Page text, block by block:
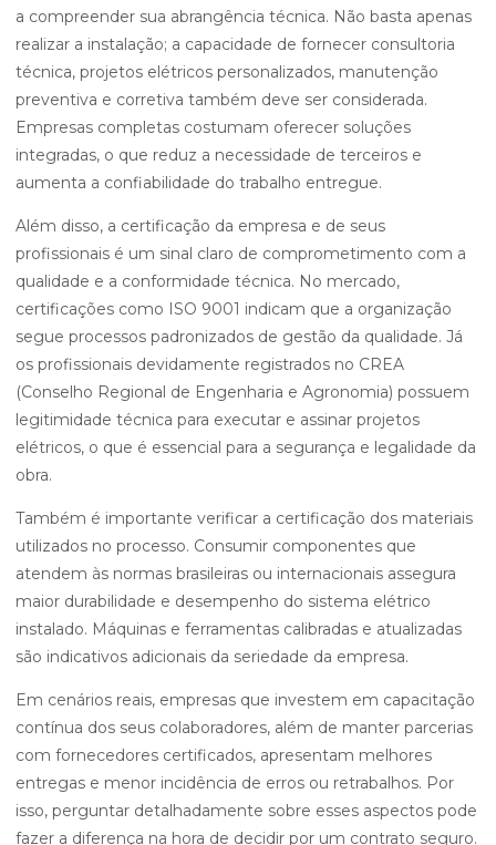
a compreender sua abrangência técnica. Não basta apenas
realizar a instalação; a capacidade de fornecer consultoria
técnica, projetos elétricos personalizados, manutenção
preventiva e corretiva também deve ser considerada.
Empresas completas costumam oferecer soluções
integradas, o que reduz a necessidade de terceiros e
aumenta a confiabilidade do trabalho entregue.
Além disso, a certificação da empresa e de seus
profissionais é um sinal claro de comprometimento com a
qualidade e a conformidade técnica. No mercado,
certificações como ISO 9001 indicam que a organização
segue processos padronizados de gestão da qualidade. Já
os profissionais devidamente registrados no CREA
(Conselho Regional de Engenharia e Agronomia) possuem
legitimidade técnica para executar e assinar projetos
elétricos, o que é essencial para a segurança e legalidade da
obra.
Também é importante verificar a certificação dos materiais
utilizados no processo. Consumir componentes que
atendem às normas brasileiras ou internacionais assegura
maior durabilidade e desempenho do sistema elétrico
instalado. Máquinas e ferramentas calibradas e atualizadas
são indicativos adicionais da seriedade da empresa.
Em cenários reais, empresas que investem em capacitação
contínua dos seus colaboradores, além de manter parcerias
com fornecedores certificados, apresentam melhores
entregas e menor incidência de erros ou retrabalhos. Por
isso, perguntar detalhadamente sobre esses aspectos pode
fazer a diferença na hora de decidir por um contrato seguro.